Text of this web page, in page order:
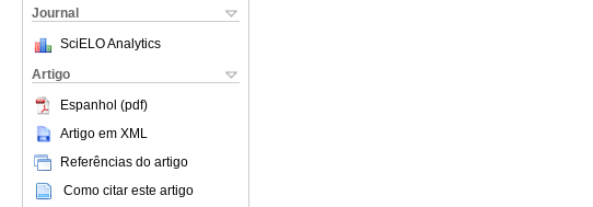
Journal
SciELO Analytics
Artigo
Espanhol (pdf)
Artigo em XML
Referências do artigo
Como citar este artigo